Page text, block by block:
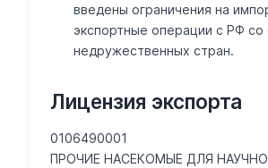
Клещи, нематоды и насекомые живые
Решение Комиссии ТС №318 от
см. Решение Совета ЕЭК от 30.11.2016 N
введены ограничения на
экспортные операции с РФ со
недружественных стран.
Лицензия экспорта
0106490001
ПРОЧИЕ НАСЕКОМЫЕ ДЛЯ